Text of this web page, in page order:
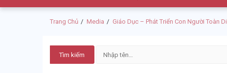
Trang Chủ Media Giáo Dục – Phát Triển Con Người Toàn